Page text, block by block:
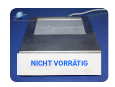
NICHT VORRÄTIG